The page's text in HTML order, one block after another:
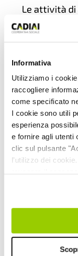
Informativa
Utilizziamo i
raccogliere
come specificato
I cookie sono utili
esperienza
e fornire agli utenti
clic sul pulsante
l’utilizzo dei
su "Scopri di più e
informativa con
Le attività
in due
di informare
opportunità
dare
familiare.
Gli
affidati al
prevedono
cura alla